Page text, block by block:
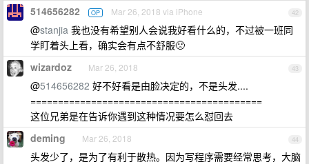
42
514656282 OP Mar 26, 2018 via iPhone
@stanjia 我也没有希望别人会说我好看什么的，不过被一班同
学盯着头上看，确实会有点不舒服🙁
43
wizardoz Mar 26, 2018
@514656282 好不好看是由脸决定的，不是头发....
==========================================
这位兄弟是在告诉你遇到这种情况要怎么怼回去
44
deming Mar 26, 2018
头发少了，是为了有利于散热。因为写程序需要经常思考，大脑